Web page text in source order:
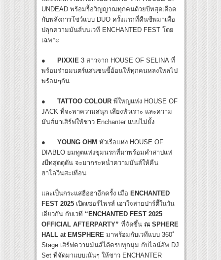
UNDEAD พร้อมรื้อวิญญาณทุกคนด้วยบีทสุดเดือด
กับพลังการโชว์แบบ DUO ครั้งแรกที่คืนชีพมาเพื่อ
ปลุกความมันส์บนเวที ENCHANTED FEST โดย
เฉพาะ
● PIXXIE 3 สาวจาก HOUSE OF SELINA ที่
พร้อมร่ายมนตร์แสนซนขี้อ้อนให้ทุกคนหลงใหลไป
พร้อมๆกัน
● TATTOO COLOUR พี่ใหญ่แห่ง HOUSE OF
JACK ที่จะพาความสนุก เสียงหัวเราะ และความ
มันส์มาเสิร์ฟให้ชาว Enchanter แบบไม่ยั้ง
● YOUNG OHM หัวเรือแห่ง HOUSE OF
DIABLO ยมทูตแห่งขุมนรกที่มาพร้อมคำสาปแห่
งบีทสุดดุดัน จะมากระหน่ำความมันส์ให้คืน
ฮาโลวีนสะเทือน
และเป็นกระแสฮือฮาอีกครั้ง เมื่อ ENCHANTED
FEST 2025 เปิดเซอร์ไพรส์ เอาใจสายปาร์ตี้ในวัน
เดียวกัน กับเวที “ENCHANTED FEST 2025
OFFICIAL AFTERPARTY” ที่จัดขึ้น ณ SPHERE
HALL at EMSPHERE มาพร้อมกับเวทีแบบ 360 ํ
Stage เสิร์ฟความมันส์ได้ครบทุกมุม กับไลน์อัพ DJ
Set ที่จัดมาแบบเน้นๆ ให้ชาว ENCHANTER